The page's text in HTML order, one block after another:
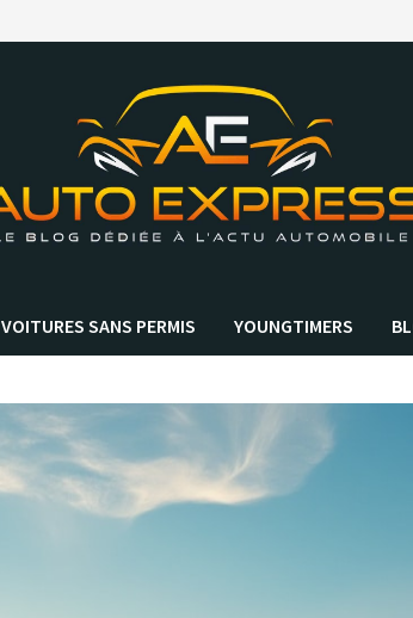
VOITURES SANS PERMIS YOUNGTIMERS